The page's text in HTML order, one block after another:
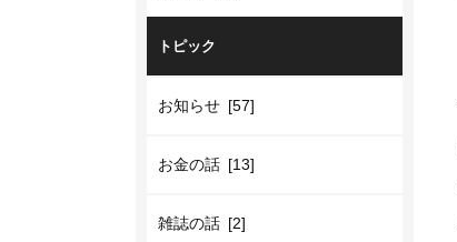
トピック
お知らせ [57]
お金の話 [13]
雑誌の話 [2]